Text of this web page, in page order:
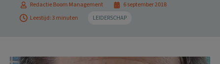
Redactie Boom Management
6 september 2018
Leestijd: 3 minuten
LEIDERSCHAP